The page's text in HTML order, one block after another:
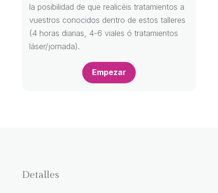
la posibilidad de que realicéis tratamientos a
vuestros conocidos dentro de estos talleres
(4 horas diarias, 4-6 viales ó tratamientos
láser/jornada).
Empezar
Detalles